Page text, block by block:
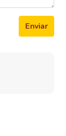
Enviar